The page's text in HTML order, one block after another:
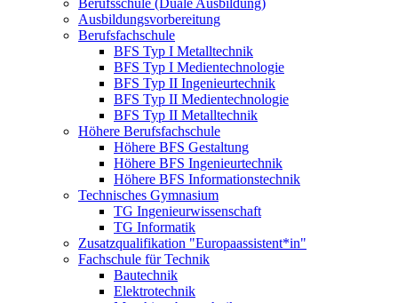
Ausbildungsvorbereitung
Berufsfachschule
BFS Typ I Metalltechnik
BFS Typ I Medientechnologie
BFS Typ II Ingenieurtechnik
BFS Typ II Medientechnologie
BFS Typ II Metalltechnik
Höhere Berufsfachschule
Höhere BFS Gestaltung
Höhere BFS Ingenieurtechnik
Höhere BFS Informationstechnik
Technisches Gymnasium
TG Ingenieurwissenschaft
TG Informatik
Zusatzqualifikation "Europaassistent*in"
Fachschule für Technik
Bautechnik
Elektrotechnik